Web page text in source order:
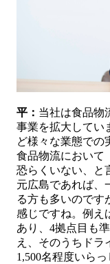
平： 当社は食品物
事業を拡大してい
ど様々な業態での
食品物流において
恐らくいない、と
元広島であれば、
る方も多いのです
感じですね。例え
あり、4拠点目も
え、そのうちド
1,500名程度いらっ